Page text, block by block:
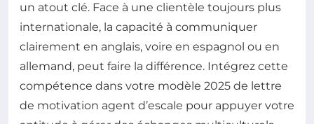
un atout clé. Face à une clientèle toujours plus
internationale, la capacité à communiquer
clairement en anglais, voire en espagnol ou en
allemand, peut faire la différence. Intégrez cette
compétence dans votre modèle 2025 de lettre
de motivation agent d’escale pour appuyer votre